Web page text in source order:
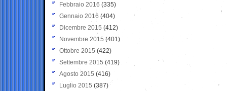
Febbraio 2016 (335)
Gennaio 2016 (404)
Dicembre 2015 (412)
Novembre 2015 (401)
Ottobre 2015 (422)
Settembre 2015 (419)
Agosto 2015 (416)
Luglio 2015 (387)